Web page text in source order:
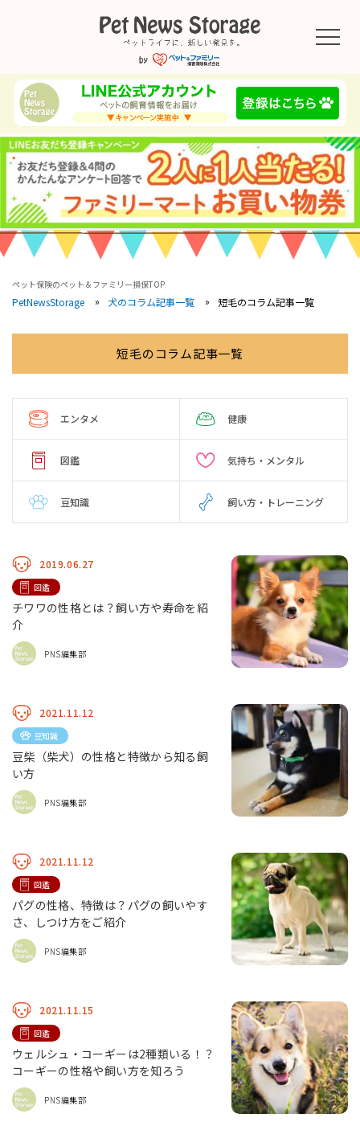
ペット保険のペット＆ファミリー損保TOP
PetNewsStorage 犬のコラム記事一覧 短毛のコラム記事一覧
短毛のコラム記事一覧
エンタメ 健康
図鑑 気持ち・メンタル
豆知識 飼い方・トレーニング
2019.06.27
図鑑
チワワの性格とは？飼い方や寿命を紹
介
PNS編集部
2021.11.12
豆知識
豆柴（柴犬）の性格と特徴から知る飼
い方
PNS編集部
2021.11.12
図鑑
パグの性格、特徴は？パグの飼いやす
さ、しつけ方をご紹介
PNS編集部
2021.11.15
図鑑
ウェルシュ・コーギーは2種類いる！？
コーギーの性格や飼い方を知ろう
PNS編集部